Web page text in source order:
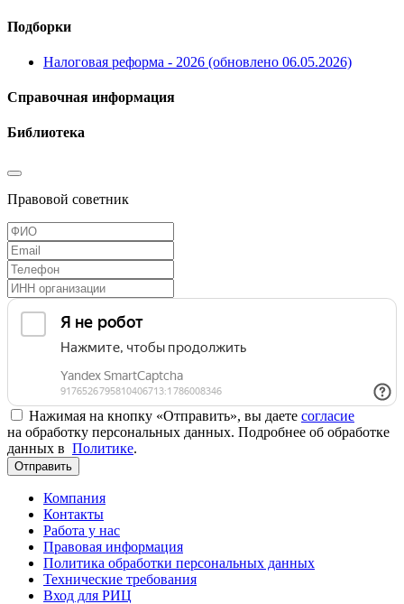
Подборки
Налоговая реформа - 2026 (обновлено 06.05.2026)
Справочная информация
Библиотека
Правовой советник
Нажимая на кнопку «Отправить», вы даете согласие
на обработку персональных данных. Подробнее об обработке
данных в Политике.
Отправить
Компания
Контакты
Работа у нас
Правовая информация
Политика обработки персональных данных
Технические требования
Вход для РИЦ